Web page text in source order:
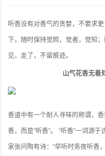
听香没有对香气的贪婪，不要求
下，随时保持觉照，觉者，觉知
见，走了，不留痕迹。
山气花香无着
香道中有一个耐人寻味的称谓，
香，而是“听香”。 “听香”一词源
家张问陶有诗：“早听时务夜听香